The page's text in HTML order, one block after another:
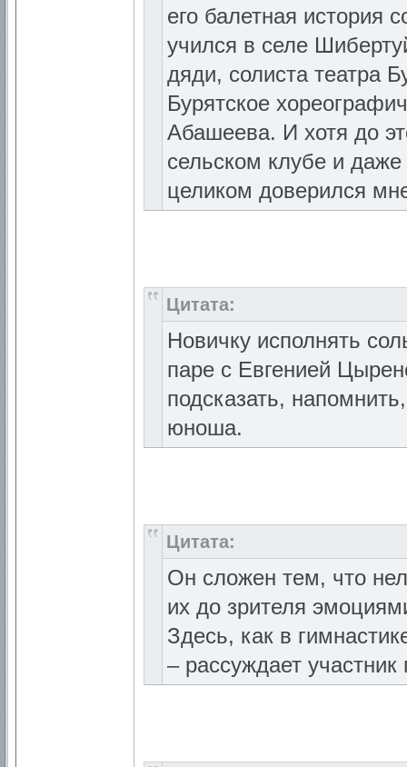
его балетная история
учился в селе
дяди, солиста театра
Бурятское
Абашеева. И хотя до
сельском клубе и
целиком доверился
Цитата:
Новичку исполнять
паре с Евгенией
подсказать,
юноша.
Цитата:
Он сложен тем, что
их до зрителя
Здесь, как в
– рассуждает участник